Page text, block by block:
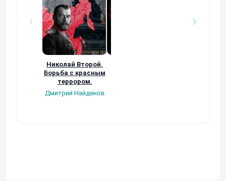
Николай Второй.
Борьба с красным
террором.
Дмитрий Найденов